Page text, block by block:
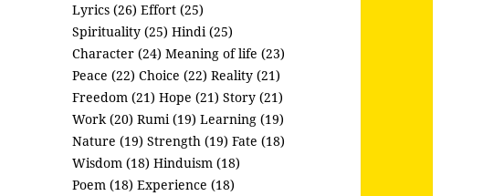
Lyrics (26) Effort (25)
Spirituality (25) Hindi (25)
Character (24) Meaning of life (23)
Peace (22) Choice (22) Reality (21)
Freedom (21) Hope (21) Story (21)
Work (20) Rumi (19) Learning (19)
Nature (19) Strength (19) Fate (18)
Wisdom (18) Hinduism (18)
Poem (18) Experience (18)